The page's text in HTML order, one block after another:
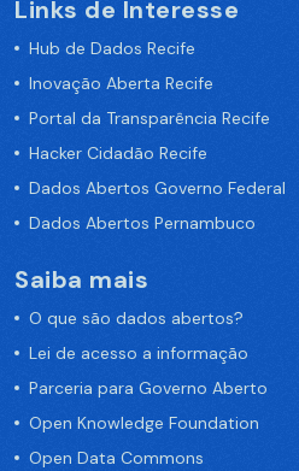
Links de Interesse
Hub de Dados Recife
Inovação Aberta Recife
Portal da Transparência Recife
Hacker Cidadão Recife
Dados Abertos Governo Federal
Dados Abertos Pernambuco
Saiba mais
O que são dados abertos?
Lei de acesso a informação
Parceria para Governo Aberto
Open Knowledge Foundation
Open Data Commons